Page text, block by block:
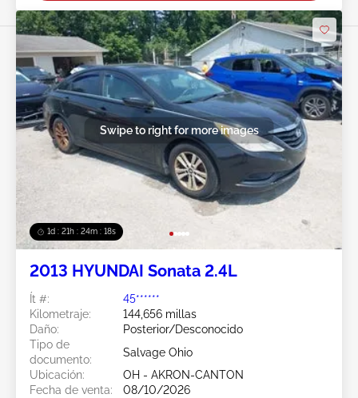
1d : 21h : 24m : 15s
Swipe to right for more images
2013 HYUNDAI Sonata 2.4L
Ít #:
45******
Kilometraje:
144,656 millas
Daño:
Posterior/Desconocido
Tipo de
documento:
Salvage Ohio
Ubicación:
OH - AKRON-CANTON
Fecha de venta:
08/10/2026